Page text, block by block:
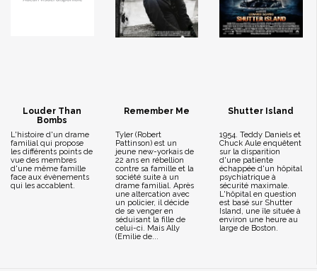
Louder Than
Bombs
L'histoire d'un drame
familial qui propose
les différents points de
vue des membres
d'une même famille
face aux évènements
qui les accablent.
Remember Me
Tyler (Robert
Pattinson) est un
jeune new-yorkais de
22 ans en rébellion
contre sa famille et la
société suite à un
drame familial. Après
une altercation avec
un policier, il décide
de se venger en
séduisant la fille de
celui-ci. Mais Ally
(Emilie de...
Shutter Island
1954. Teddy Daniels et
Chuck Aule enquêtent
sur la disparition
d'une patiente
échappée d'un hôpital
psychiatrique à
sécurité maximale.
L'hôpital en question
est basé sur Shutter
Island, une île située à
environ une heure au
large de Boston.